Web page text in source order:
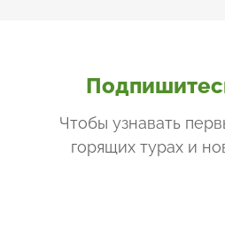
Чтобы узнавать
горящих турах и